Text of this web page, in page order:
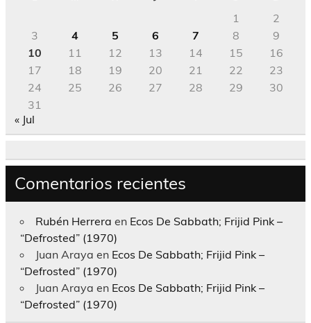
1
2
3
4 5 6 7 8
9
10
11 12 13 14 15
16
17
18 19 20 21 22
23
24
25 26 27 28 29
30
31
« Jul
Comentarios recientes
Rubén Herrera en Ecos De Sabbath; Frijid Pink –
“Defrosted” (1970)
Juan Araya en Ecos De Sabbath; Frijid Pink –
“Defrosted” (1970)
Juan Araya en Ecos De Sabbath; Frijid Pink –
“Defrosted” (1970)